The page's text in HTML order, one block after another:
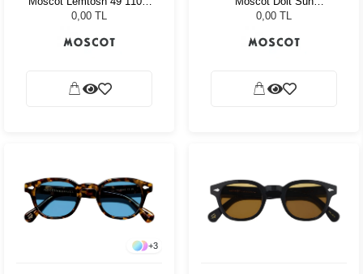
Blue Celebrity Blue
0,00 TL
Flesh/Tortoise Cr-39 Pl
0,00 TL
+3